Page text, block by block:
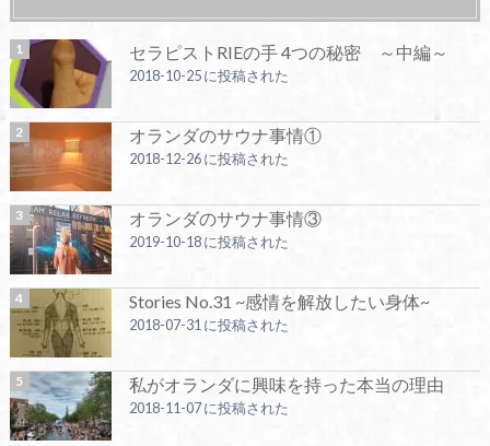
セラピストRIEの手 4つの秘密 ～中編～
2018-10-25 に投稿された
オランダのサウナ事情①
2018-12-26 に投稿された
オランダのサウナ事情③
2019-10-18 に投稿された
Stories No.31 ~感情を解放したい身体~
2018-07-31 に投稿された
私がオランダに興味を持った本当の理由
2018-11-07 に投稿された